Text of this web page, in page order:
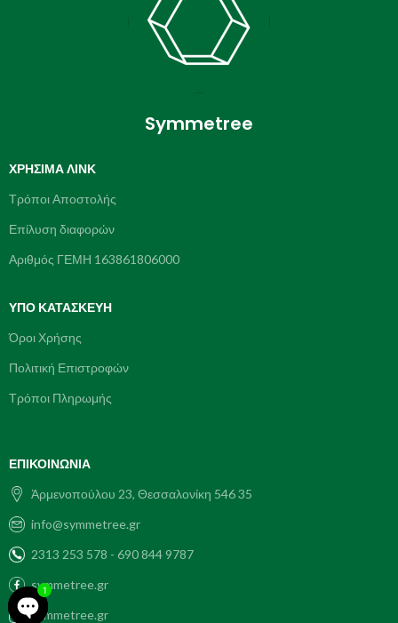
Symmetree
ΧΡΉΣΙΜΑ ΛΙΝΚ
Τρόποι Αποστολής
Επίλυση διαφορών
Αριθμός ΓΕΜΗ 163861806000
ΥΠΌ ΚΑΤΑΣΚΕΥΗ
Όροι Χρήσης
Πολιτική Επιστροφών
Τρόποι Πληρωμής
ΕΠΙΚΟΙΝΩΝΊΑ
Ἀρμενοπούλου 23, Θεσσαλονίκη 546 35
info@symmetree.gr
2313 253 578 - 690 844 9787
symmetree.gr
symmetree.gr
1